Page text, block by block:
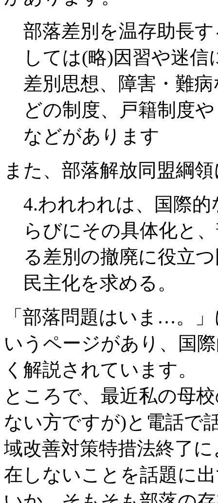
部落差別を温存助長
しては(略)因習や迷
差別思想、障害・難
どの制度、戸籍制度
などがあります
また、部落解放同盟綱
4.われわれは、国際
らびにその具体化と
る差別の撤廃に役立
民主化を求める。
「部落問題はいま…。
いうページがあり、国
く解説されています。
ところで、最近私の母
ない方ですが)と電話で
域改善対策特措法終了
在しないことを話題に